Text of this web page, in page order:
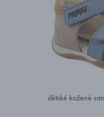
dětské kožené